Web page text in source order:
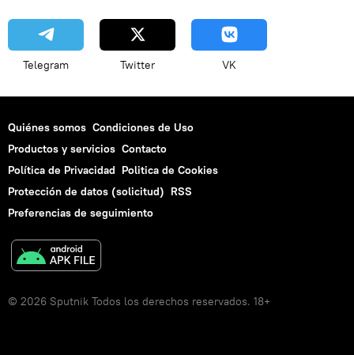
Telegram Twitter VK
Quiénes somos Condiciones de Uso
Productos y servicios Contacto
Política de Privacidad Politica de Cookies
Protección de datos (solicitud) RSS
Preferencias de seguimiento
© 2026 Sputnik Todos los derechos reservados. 18+